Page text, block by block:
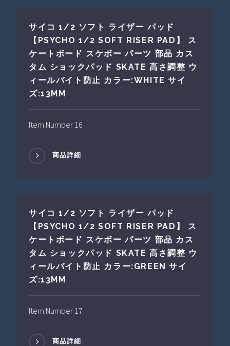
サイコ 1/2 ソフト ライザー パッド
【PSYCHO 1/2 SOFT RISER PAD】 ス
ケートボード スケボー パーツ 部品 カス
タム ショックパッド SKATE 高さ調整 ウ
ィールバイト防止 カラー:WHITE サイ
ズ:13MM
Item Number 16
商品詳細
サイコ 1/2 ソフト ライザー パッド
【PSYCHO 1/2 SOFT RISER PAD】 ス
ケートボード スケボー パーツ 部品 カス
タム ショックパッド SKATE 高さ調整 ウ
ィールバイト防止 カラー:GREEN サイ
ズ:13MM
Item Number 17
商品詳細